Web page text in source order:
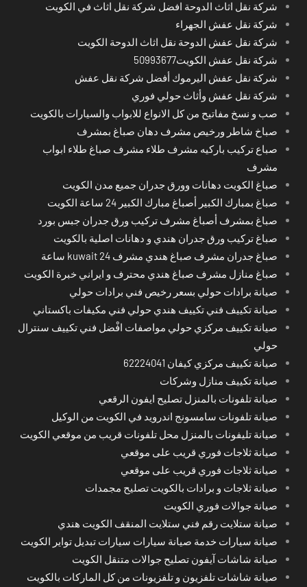
شركة نقل اثاث الدوحة افضل شركة نقل اثاث في الكويت
شركة نقل عفش الجهراء
شركة نقل عفش الدوحة نقل اثاث الدوحة الكويت
شركة نقل عفش الكويت50993677
شركة نقل عفش اليرموك أفضل شركة نقل عفش
شركة نقل عفش وأثاث حولي فوري
صب و نسخ مفاتيح من كل الانواع للابواب والسيارات بالكويت
صباخ شاطر ورخيص مشرف دهان صباغ بمشرف
صباع تركيب باركيه مشرف طلاء مشرف صباغ طلاء ابواب
مشرف
صباغ الكويت دهانات وورق جدران جميع مدن الكويت
صباغ بمبارك الكبير أصباغ مبارك الكبير 24 ساعة الكويت
صباغ بمشرف أصباغ مشرف تركيب ورق جدران جبس بورد
صباغ تركيب ورق جدران هندي و دهانات اصلية بالكويت
صباغ جدران مشرف صباغ هندي مشرف kuwait 24 ساعة
صباغ منازل مشرف صباغ هندي محترف و ايراني خبرة الكويت
صيانة برادات حولي بسعر رخيص فني برادات حولي
صيانة تكييف فني تكييف هندي حولي فني مكيفات باكستاني
صيانة تكييف مركزي حولي مواصفات افْضل فني تكييف سنترال
حولي
صيانة تكييف مركزي كيفان 62224041
صيانة تكييف منازل وشركات
صيانة تلفونات بالمنزل تصليح ايفون الرقعي
صيانة تلفونات سامسونج اندرويد في الكويت من الوكيل
صيانة تليفونات بالمنزل محل تلفونات قريب من موقعي الكويت
صيانة ثلاجات فوري قريب على موقعي
صيانة ثلاجات فوري قريب على موقعي
صيانة ثلاجات و برادات بالكويت تصليح مجمدات
صيانة جوالات فوري الكويت
صيانة ستلايت رقم فني ستلايت المنقف الكويت هندي
صيانة سيارات خدمة صيانة سيارات سيارات تبديل تواير الكويت
صيانة شاشات آيفون تصليح جوالات متنقل الكويت
صيانة شاشات تلفزيون و تلفزيونات من كل الماركات بالكويت